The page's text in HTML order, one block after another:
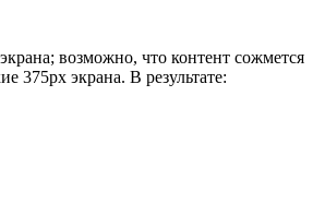
возможно, что контент сожмется
375px экрана. В результате: